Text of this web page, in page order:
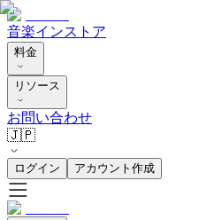
音楽インストア
料金
リソース
お問い合わせ
🇯🇵
ログイン アカウント作成